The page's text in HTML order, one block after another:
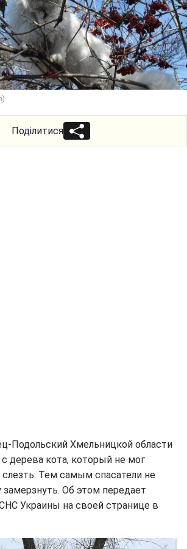
Поділитися
Подольский Хмельницкой области
с дерева кота, который не мог
слезть. Тем самым спасатели не
Об этом передает
Украины на своей странице в